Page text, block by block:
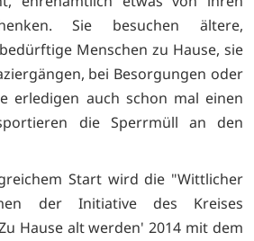
Sie besuchen ältere,
Menschen zu Hause, sie
bei Besorgungen oder
erledigen auch schon mal einen
die Sperrmüll an den
Start wird die "Wittlicher
der Initiative des Kreises
Hause alt werden' 2014 mit dem